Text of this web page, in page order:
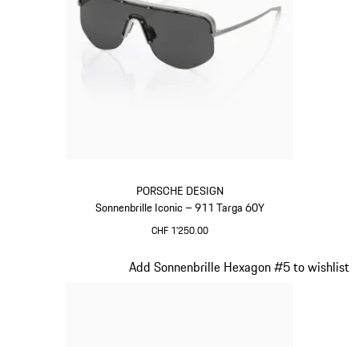
PORSCHE DESIGN
Sonnenbrille Iconic – 911 Targa 60Y
CHF 1'250.00
Add Sonnenbrille Hexagon #5 to wishlist